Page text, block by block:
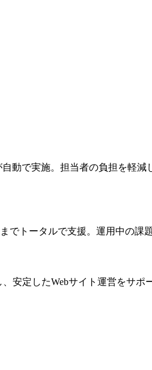
動で実施。担当者の負担を軽
トータルで支援。運用中の課
安定したWebサイト運営をサポ